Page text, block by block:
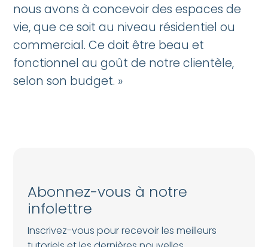
nous avons à concevoir des espaces de
vie, que ce soit au niveau résidentiel ou
commercial. Ce doit être beau et
fonctionnel au goût de notre clientèle,
selon son budget. »
Abonnez-vous à notre
infolettre
Inscrivez-vous pour recevoir les meilleurs